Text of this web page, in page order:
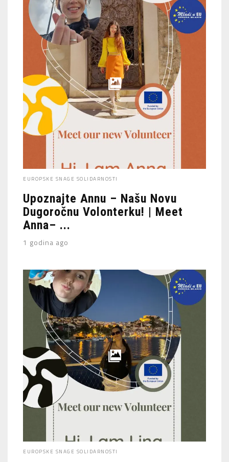
EUROPSKE SNAGE SOLIDARNOSTI
Upoznajte Annu – Našu Novu
Dugoročnu Volonterku! | Meet
Anna– ...
1 godina ago
EUROPSKE SNAGE SOLIDARNOSTI